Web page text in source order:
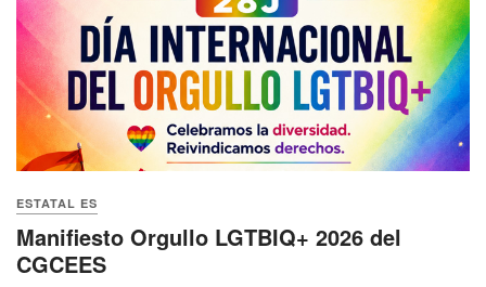
ESTATAL ES
Manifiesto Orgullo LGTBIQ+ 2026 del
CGCEES